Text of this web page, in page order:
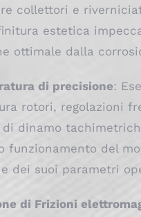
collettori e
estetica
ottimale dalla
di precisione:
rotori, regolazioni
dinamo
funzionamento del
dei suoi parametri
di Frizioni